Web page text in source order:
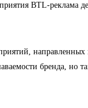
BTL-реклама
бренда, но